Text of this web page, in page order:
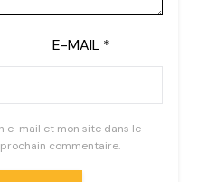
E-MAIL *
e-mail et mon site dans le
commentaire.